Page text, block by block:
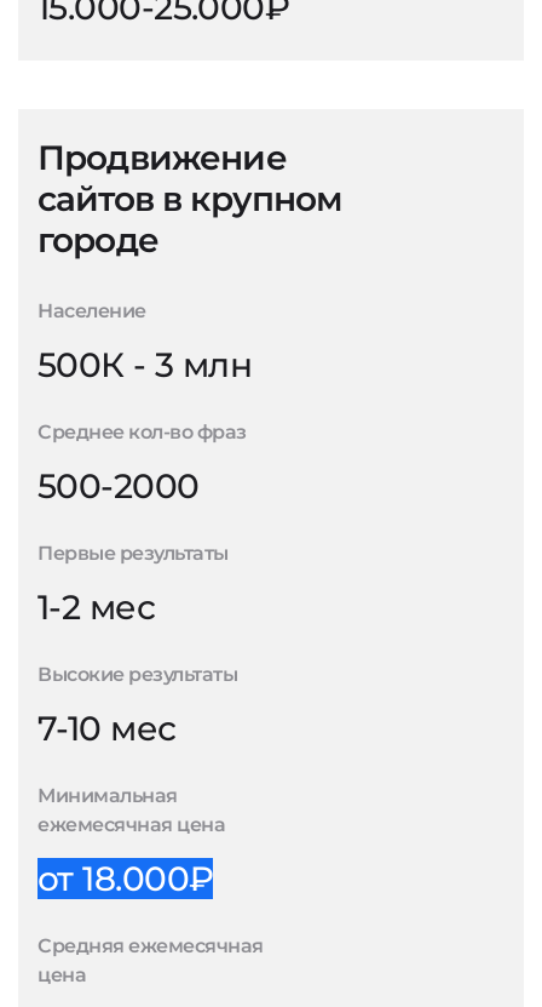
Продвижение
сайтов в крупном
городе
Население
500К - 3 млн
Среднее кол-во фраз
500-2000
Первые результаты
1-2 мес
Высокие результаты
7-10 мес
Минимальная
ежемесячная цена
от 18.000₽
Средняя ежемесячная
цена